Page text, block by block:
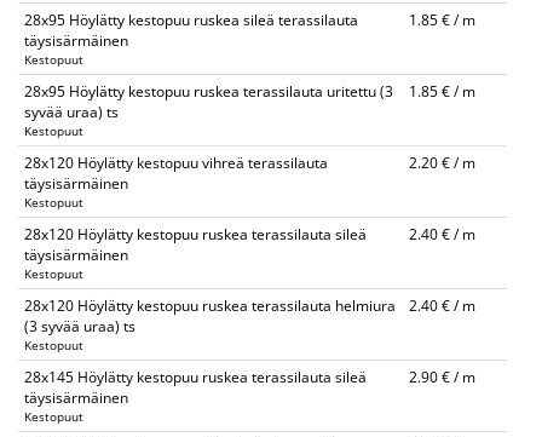
28x95 Höylätty kestopuu ruskea sileä terassilauta
täysisärmäinen
Kestopuut
1.85 € / m
28x95 Höylätty kestopuu ruskea terassilauta uritettu (3
syvää uraa) ts
Kestopuut
1.85 € / m
28x120 Höylätty kestopuu vihreä terassilauta
täysisärmäinen
Kestopuut
2.20 € / m
28x120 Höylätty kestopuu ruskea terassilauta sileä
täysisärmäinen
Kestopuut
2.40 € / m
28x120 Höylätty kestopuu ruskea terassilauta helmiura
(3 syvää uraa) ts
Kestopuut
2.40 € / m
28x145 Höylätty kestopuu ruskea terassilauta sileä
täysisärmäinen
Kestopuut
2.90 € / m